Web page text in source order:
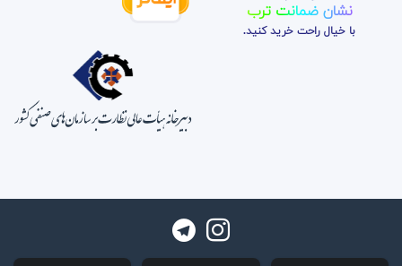
نشان ضمانت ترب
با خیال راحت خرید کنید.